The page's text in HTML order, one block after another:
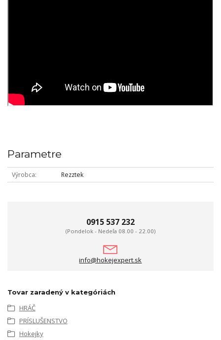
Parametre
Výrobca Rezztek
0915 537 232
(Pondelok - Nedeľa 08.00 - 22.00)
info@hokejexpert.sk
Tovar zaradený v kategóriách
HRÁČ
PRÍSLUŠENSTVO
Hokejky